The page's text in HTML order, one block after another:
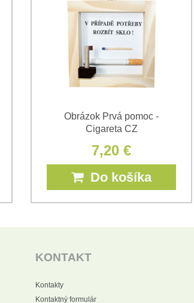
Obrázok Prvá pomoc -
Cigareta CZ
7,20 €
Do košíka
KONTAKT
Kontakty
Kontaktný formulár